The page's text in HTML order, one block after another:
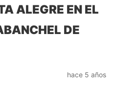
ALEGRE EN EL
DE
hace 5 años